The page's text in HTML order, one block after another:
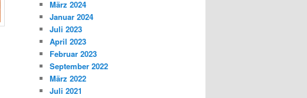
März 2024
Januar 2024
Juli 2023
April 2023
Februar 2023
September 2022
März 2022
Juli 2021